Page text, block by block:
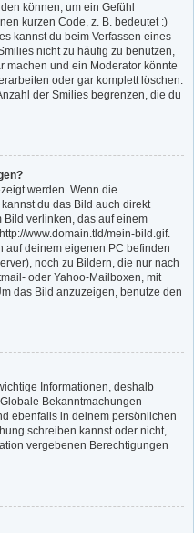
können, um ein Gefühl
kurzen Code, z. B. bedeutet :)
kannst du beim Verfassen eines
nicht zu häufig zu benutzen,
machen und ein Moderator könnte
oder gar komplett löschen.
der Smilies begrenzen, die du
werden. Wenn die
du das Bild auch direkt
Bild verlinken, das auf einem
www.domain.tld/mein-bild.gif.
auf deinem eigenen PC befinden
noch zu Bildern, die nur nach
oder Yahoo-Mailboxen, mit
das Bild anzuzeigen, benutze den
Informationen, deshalb
Bekanntmachungen
ebenfalls in deinem persönlichen
schreiben kannst oder nicht,
vergebenen Berechtigungen